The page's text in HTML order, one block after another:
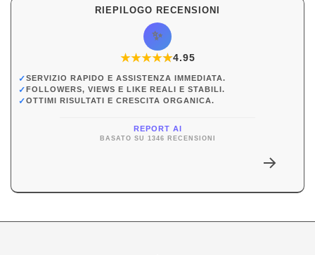
RIEPILOGO RECENSIONI
✨
★★★★★
★4.95
✓SERVIZIO RAPIDO E ASSISTENZA IMMEDIATA.
✓FOLLOWERS, VIEWS E LIKE REALI E STABILI.
✓OTTIMI RISULTATI E CRESCITA ORGANICA.
REPORT AI
BASATO SU 1346 RECENSIONI